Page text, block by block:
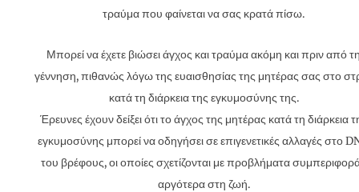
τραύμα που φαίνεται να σας κρατά πίσω.
Μπορεί να έχετε βιώσει άγχος και τραύμα ακόμη και πριν από
γέννηση, πιθανώς λόγω της ευαισθησίας της μητέρας σας στο
κατά τη διάρκεια της εγκυμοσύνης της.
Έρευνες έχουν δείξει ότι το άγχος της μητέρας κατά τη διάρκεια
εγκυμοσύνης μπορεί να οδηγήσει σε επιγενετικές αλλαγές στο
του βρέφους, οι οποίες σχετίζονται με προβλήματα
αργότερα στη ζωή.